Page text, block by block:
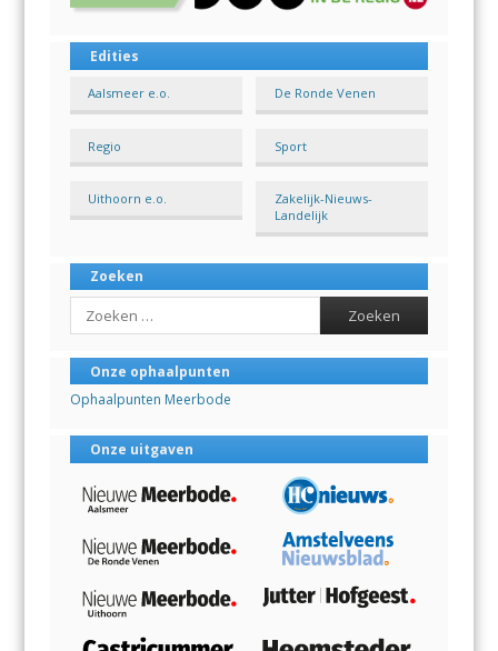
Edities
Aalsmeer e.o. De Ronde Venen
Regio Sport
Uithoorn e.o.
Zakelijk-Nieuws-
Landelijk
Zoeken
Search
Onze ophaalpunten
Ophaalpunten Meerbode
Onze uitgaven